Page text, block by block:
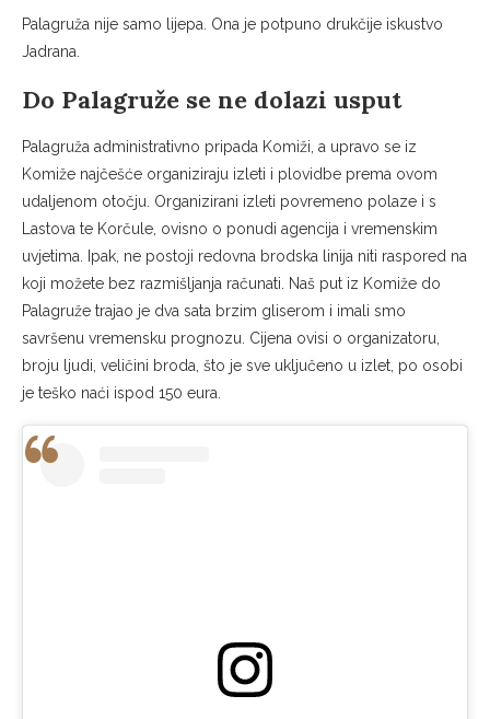
Palagruža nije samo lijepa. Ona je potpuno drukčije iskustvo
Jadrana.
Do Palagruže se ne dolazi usput
Palagruža administrativno pripada Komiži, a upravo se iz
Komiže najčešće organiziraju izleti i plovidbe prema ovom
udaljenom otočju. Organizirani izleti povremeno polaze i s
Lastova te Korčule, ovisno o ponudi agencija i vremenskim
uvjetima. Ipak, ne postoji redovna brodska linija niti raspored na
koji možete bez razmišljanja računati. Naš put iz Komiže do
Palagruže trajao je dva sata brzim gliserom i imali smo
savršenu vremensku prognozu. Cijena ovisi o organizatoru,
broju ljudi, veličini broda, što je sve uključeno u izlet, po osobi
je teško naći ispod 150 eura.